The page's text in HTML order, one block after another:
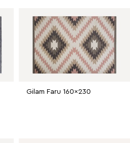
Gilam Faru 160x230